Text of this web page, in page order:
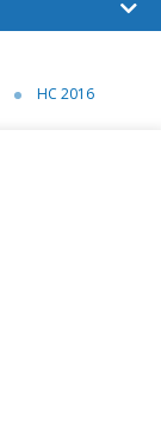
НС 2016